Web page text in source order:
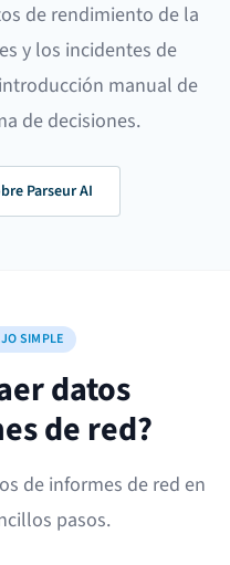
de rendimiento de la
y los incidentes de
manual de
de decisiones.
Parseur AI
SIMPLE
datos
de red?
de informes de red en
pasos.